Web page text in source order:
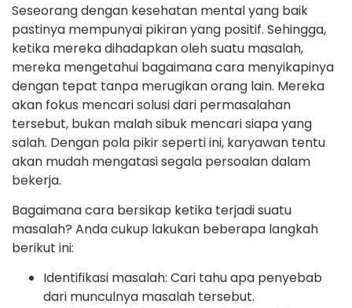
Seseorang dengan kesehatan mental yang baik
pastinya mempunyai pikiran yang positif. Sehingga,
ketika mereka dihadapkan oleh suatu masalah,
mereka mengetahui bagaimana cara menyikapinya
dengan tepat tanpa merugikan orang lain. Mereka
akan fokus mencari solusi dari permasalahan
tersebut, bukan malah sibuk mencari siapa yang
salah. Dengan pola pikir seperti ini, karyawan tentu
akan mudah mengatasi segala persoalan dalam
bekerja.
Bagaimana cara bersikap ketika terjadi suatu
masalah? Anda cukup lakukan beberapa langkah
berikut ini:
Identifikasi masalah: Cari tahu apa penyebab
dari munculnya masalah tersebut.